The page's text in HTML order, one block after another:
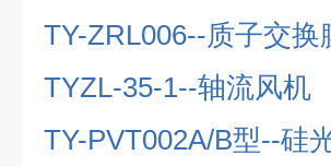
TY-ZRL006--质子交换
TYZL-35-1--轴流风机
TY-PVT002A/B型--硅